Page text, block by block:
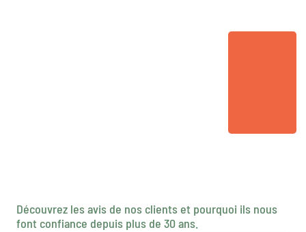
Découvrez les avis de nos clients et pourquoi ils nous
font confiance depuis plus de 30 ans.